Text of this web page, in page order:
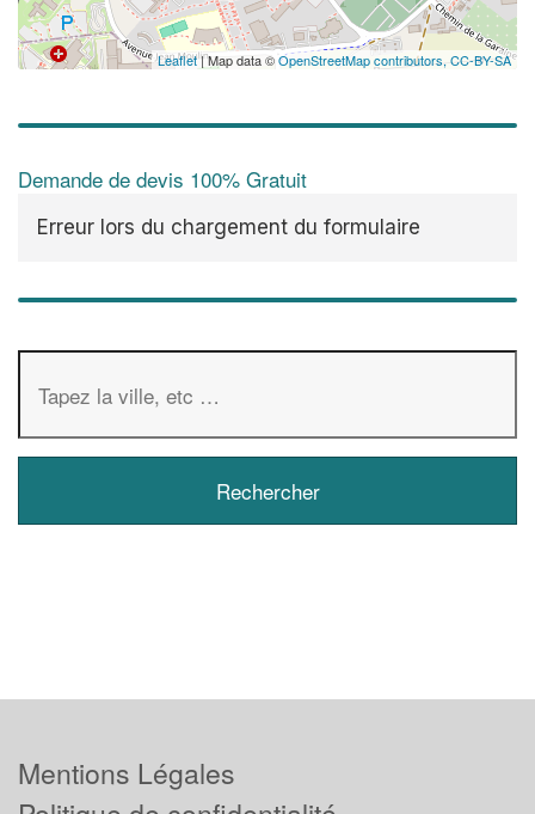
Leaflet| Map data ©OpenStreetMap contributors, CC-BY-SA
Demande de devis 100% Gratuit
Erreur lors du chargement du formulaire
Mentions Légales